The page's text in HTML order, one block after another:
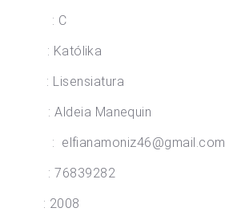
C
: Lisensiatura
Manequin
: 76839282
: 2008